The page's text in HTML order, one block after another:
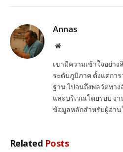
Annas
Website
เขามีความเข้าใจอย่า
ระดับภูมิภาค ตั้งแต่กา
ฐาน ไปจนถึงพลวัตทาง
และบริเวณโดยรอบ ง
ข้อมูลหลักสำหรับผู้อ่าน
Related Posts